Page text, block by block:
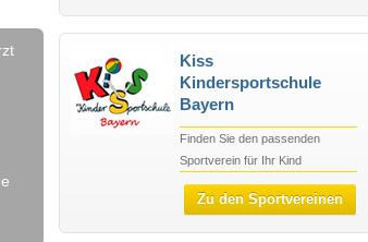
Kiss
Kindersportschule
Bayern
Finden Sie den passenden
Sportverein für Ihr Kind
Zu den Sportvereinen